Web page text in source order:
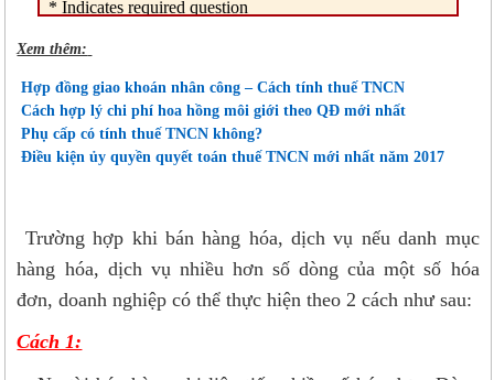
Xem thêm:
Hợp đồng giao khoán nhân công – Cách tính thuế TNCN
Cách hợp lý chi phí hoa hồng môi giới theo QĐ mới nhất
Phụ cấp có tính thuế TNCN không?
Điều kiện ủy quyền quyết toán thuế TNCN mới nhất năm 2017
Trường hợp khi bán hàng hóa, dịch vụ nếu danh mục
hàng hóa, dịch vụ nhiều hơn số dòng của một số hóa
đơn, doanh nghiệp có thể thực hiện theo 2 cách như sau:
Cách 1: